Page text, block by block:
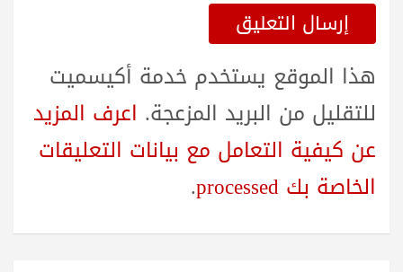
هذا الموقع يستخدم خدمة أكيسميت
للتقليل من البريد المزعجة. اعرف المزيد
عن كيفية التعامل مع بيانات التعليقات
الخاصة بك processed
.